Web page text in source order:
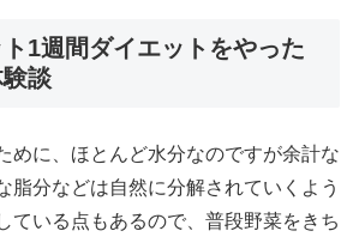
1週間ダイエットをやった
談
めに、ほとんど水分なのですが余計な
脂分などは自然に分解されていくよう
ている点もあるので、普段野菜をきち